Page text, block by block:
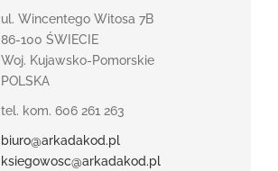
ul. Wincentego Witosa 7B
86-100 ŚWIECIE
Woj. Kujawsko-Pomorskie
POLSKA
tel. kom. 606 261 263
biuro@arkadakod.pl
ksiegowosc@arkadakod.pl